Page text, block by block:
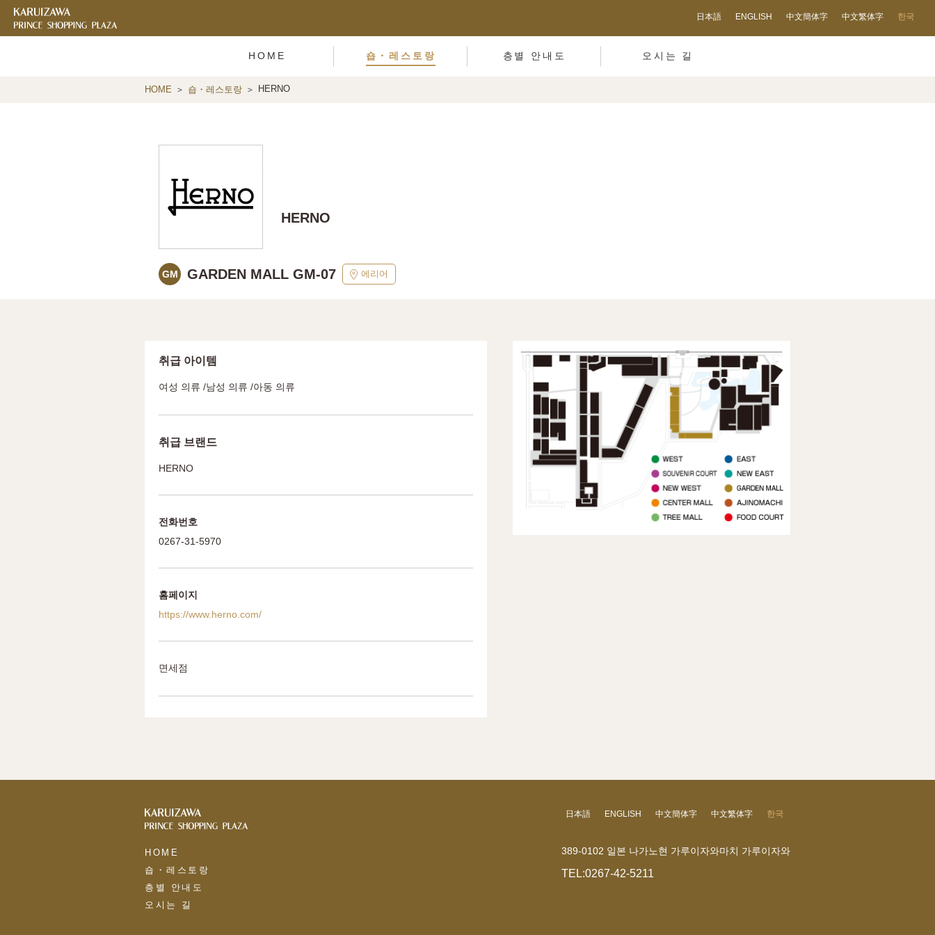
日本語 ENGLISH 中文簡体字 中文繁体字 한국
HOME 숍・레스토랑 층별 안내도 오시는 길
HOME 숍・레스토랑 HERNO
HERNO
GM GARDEN MALL GM-07 에리어
취급 아이템
여성 의류 /남성 의류 /아동 의류
취급 브랜드
HERNO
전화번호
0267-31-5970
홈페이지
https://www.herno.com/
면세점
389-0102 일본 나가노현 가루이자와마치 가루이자와
TEL:0267-42-5211
HOME
숍・레스토랑
층별 안내도
오시는 길
日本語 ENGLISH 中文簡体字 中文繁体字 한국